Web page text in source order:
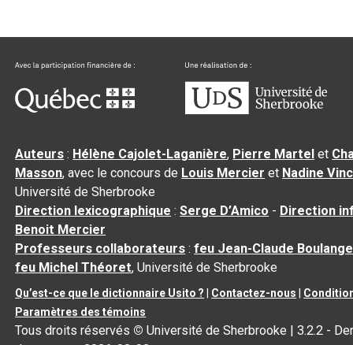
Auteurs : Hélène Cajolet-Laganière, Pierre Martel et
Masson, avec le concours de Louis Mercier et Nadine
Université de Sherbrooke
Direction lexicographique :Serge D’Amico - Direction
Benoit Mercier
Professeurs collaborateurs :feu Jean-Claude
feu Michel Théoret, Université de Sherbrooke
Qu’est-ce que le dictionnaire Usito ? Contactez-nous
Paramètres des témoins
Tous droits réservés © Université de Sherbrooke |3.2.2 -